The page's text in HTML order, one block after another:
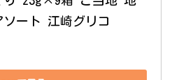
ート 江崎グリコ